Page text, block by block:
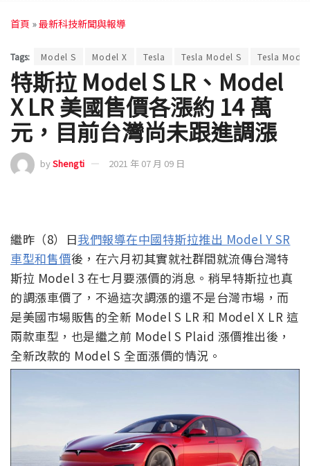
首頁 »最新科技新聞與報導
Tags: Model S Model X Tesla Tesla Model S Tesla
特斯拉 Model S LR、Model
X LR 美國售價各漲約 14 萬
元，目前台灣尚未跟進調漲
byShengti 2021 年 07 月 09 日
繼昨（8）日我們報導在中國特斯拉推出 Model Y SR
車型和售價後，在六月初其實就社群間就流傳台灣特
斯拉 Model 3 在七月要漲價的消息。稍早特斯拉也真
的調漲車價了，不過這次調漲的還不是台灣市場，而
是美國市場販售的全新 Model S LR 和 Model X LR 這
兩款車型，也是繼之前 Model S Plaid 漲價推出後，
全新改款的 Model S 全面漲價的情況。